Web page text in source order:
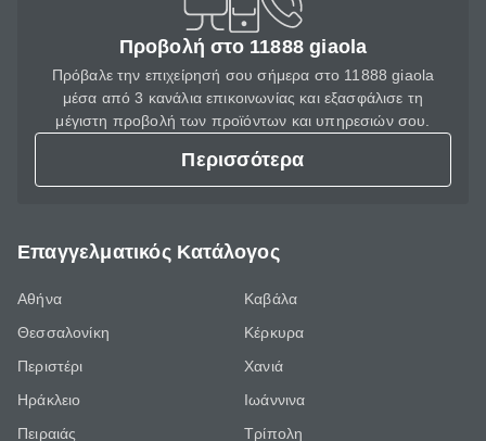
Προβολή στο 11888 giaola
Πρόβαλε την επιχείρησή σου σήμερα στο 11888 giaola
μέσα από 3 κανάλια επικοινωνίας και εξασφάλισε τη
μέγιστη προβολή των προϊόντων και υπηρεσιών σου.
Περισσότερα
Επαγγελματικός Κατάλογος
Αθήνα
Θεσσαλονίκη
Περιστέρι
Ηράκλειο
Πειραιάς
Καβάλα
Κέρκυρα
Χανιά
Ιωάννινα
Τρίπολη